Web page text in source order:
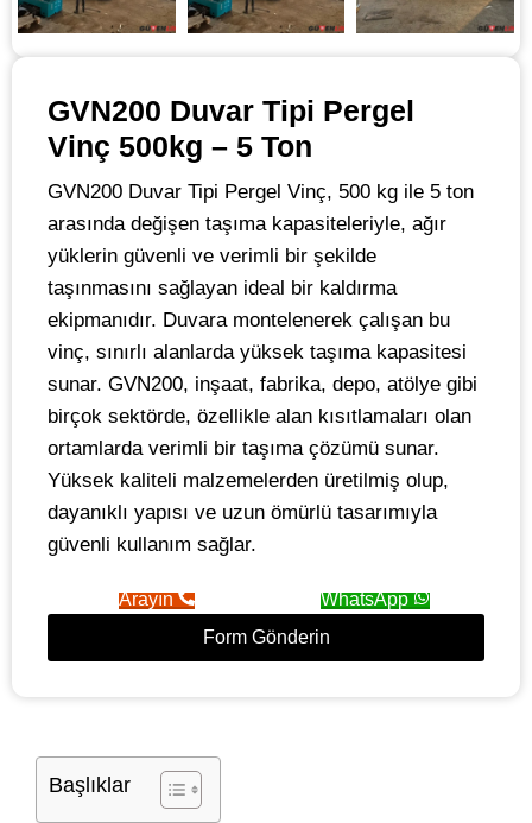
GVN200 Duvar Tipi Pergel
Vinç 500kg – 5 Ton
GVN200 Duvar Tipi Pergel Vinç, 500 kg ile 5 ton
arasında değişen taşıma kapasiteleriyle, ağır
yüklerin güvenli ve verimli bir şekilde
taşınmasını sağlayan ideal bir kaldırma
ekipmanıdır. Duvara montelenerek çalışan bu
vinç, sınırlı alanlarda yüksek taşıma kapasitesi
sunar. GVN200, inşaat, fabrika, depo, atölye gibi
birçok sektörde, özellikle alan kısıtlamaları olan
ortamlarda verimli bir taşıma çözümü sunar.
Yüksek kaliteli malzemelerden üretilmiş olup,
dayanıklı yapısı ve uzun ömürlü tasarımıyla
güvenli kullanım sağlar.
Arayın
WhatsApp
Form Gönderin
Başlıklar